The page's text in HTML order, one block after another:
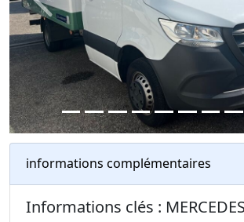
informations complémentaires
Informations clés : MERCEDES